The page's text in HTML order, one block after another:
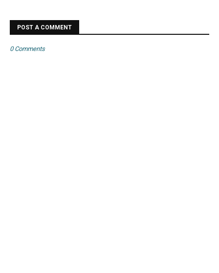
POST A COMMENT
0 Comments